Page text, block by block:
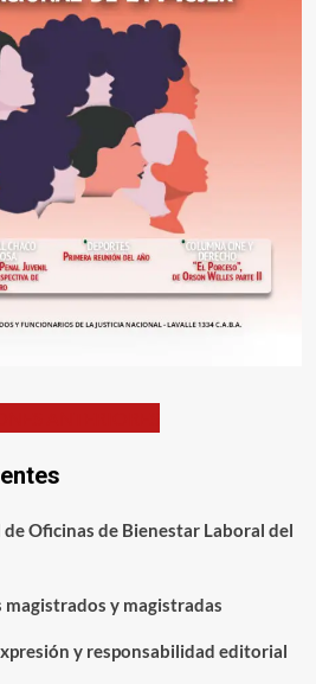
Oficinas de Bienestar Laboral del
y magistradas
y responsabilidad editorial